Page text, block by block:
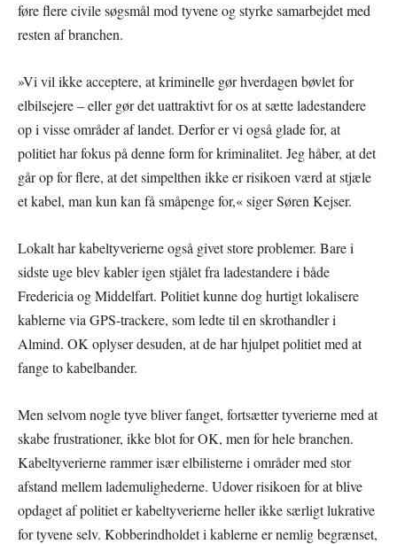
føre flere civile søgsmål mod tyvene og styrke samarbejdet med
resten af branchen.
»Vi vil ikke acceptere, at kriminelle gør hverdagen bøvlet for
elbilsejere – eller gør det uattraktivt for os at sætte ladestandere
op i visse områder af landet. Derfor er vi også glade for, at
politiet har fokus på denne form for kriminalitet. Jeg håber, at det
går op for flere, at det simpelthen ikke er risikoen værd at stjæle
et kabel, man kun kan få småpenge for,« siger Søren Kejser.
Lokalt har kabeltyverierne også givet store problemer. Bare i
sidste uge blev kabler igen stjålet fra ladestandere i både
Fredericia og Middelfart. Politiet kunne dog hurtigt lokalisere
kablerne via GPS-trackere, som ledte til en skrothandler i
Almind. OK oplyser desuden, at de har hjulpet politiet med at
fange to kabelbander.
Men selvom nogle tyve bliver fanget, fortsætter tyverierne med at
skabe frustrationer, ikke blot for OK, men for hele branchen.
Kabeltyverierne rammer især elbilisterne i områder med stor
afstand mellem lademulighederne. Udover risikoen for at blive
opdaget af politiet er kabeltyverierne heller ikke særligt lukrative
for tyvene selv. Kobberindholdet i kablerne er nemlig begrænset,